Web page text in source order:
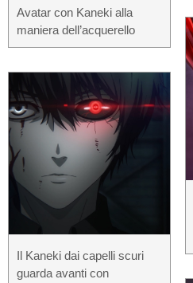
Avatar con Kaneki alla
maniera dell’acquerello
Il Kaneki dai capelli scuri
guarda avanti con